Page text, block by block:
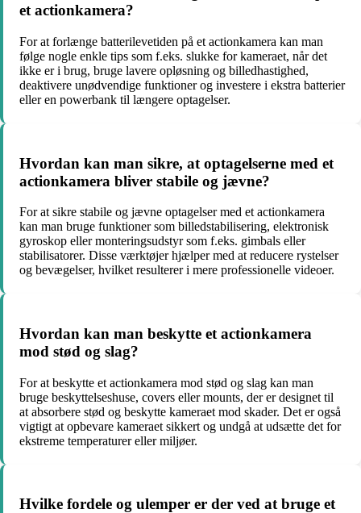
et actionkamera?
For at forlænge batterilevetiden på et actionkamera kan man
følge nogle enkle tips som f.eks. slukke for kameraet, når det
ikke er i brug, bruge lavere opløsning og billedhastighed,
deaktivere unødvendige funktioner og investere i ekstra batterier
eller en powerbank til længere optagelser.
Hvordan kan man sikre, at optagelserne med et
actionkamera bliver stabile og jævne?
For at sikre stabile og jævne optagelser med et actionkamera
kan man bruge funktioner som billedstabilisering, elektronisk
gyroskop eller monteringsudstyr som f.eks. gimbals eller
stabilisatorer. Disse værktøjer hjælper med at reducere rystelser
og bevægelser, hvilket resulterer i mere professionelle videoer.
Hvordan kan man beskytte et actionkamera
mod stød og slag?
For at beskytte et actionkamera mod stød og slag kan man
bruge beskyttelseshuse, covers eller mounts, der er designet til
at absorbere stød og beskytte kameraet mod skader. Det er også
vigtigt at opbevare kameraet sikkert og undgå at udsætte det for
ekstreme temperaturer eller miljøer.
Hvilke fordele og ulemper er der ved at bruge et